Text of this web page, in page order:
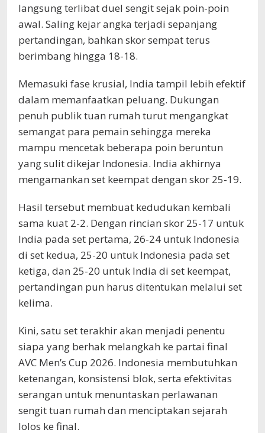
langsung terlibat duel sengit sejak poin-poin
awal. Saling kejar angka terjadi sepanjang
pertandingan, bahkan skor sempat terus
berimbang hingga 18-18.
Memasuki fase krusial, India tampil lebih efektif
dalam memanfaatkan peluang. Dukungan
penuh publik tuan rumah turut mengangkat
semangat para pemain sehingga mereka
mampu mencetak beberapa poin beruntun
yang sulit dikejar Indonesia. India akhirnya
mengamankan set keempat dengan skor 25-19.
Hasil tersebut membuat kedudukan kembali
sama kuat 2-2. Dengan rincian skor 25-17 untuk
India pada set pertama, 26-24 untuk Indonesia
di set kedua, 25-20 untuk Indonesia pada set
ketiga, dan 25-20 untuk India di set keempat,
pertandingan pun harus ditentukan melalui set
kelima.
Kini, satu set terakhir akan menjadi penentu
siapa yang berhak melangkah ke partai final
AVC Men’s Cup 2026. Indonesia membutuhkan
ketenangan, konsistensi blok, serta efektivitas
serangan untuk menuntaskan perlawanan
sengit tuan rumah dan menciptakan sejarah
lolos ke final.